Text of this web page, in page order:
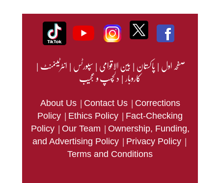
صفحہ اول|پاکستان|بین الاقوامی|سپورٹس|انٹرٹینمنٹ|
کاروبار|دلچسپ و عجیب
About Us | Contact Us | Corrections
Policy | Ethics Policy | Fact-Checking
Policy | Our Team | Ownership, Funding,
and Advertising Policy | Privacy Policy |
Terms and Conditions